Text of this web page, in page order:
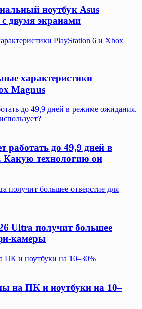
ноутбук Asus
двумя экранами
PlayStation 6 и Xbox
характеристики
Magnus
до 49,9 дней в режиме ожидания.
работать до 49,9 дней в
Какую технологию он
получит большее отверстие для
Ultra получит большее
камеры
ПК и ноутбуки на 10–30%
на ПК и ноутбуки на 10–